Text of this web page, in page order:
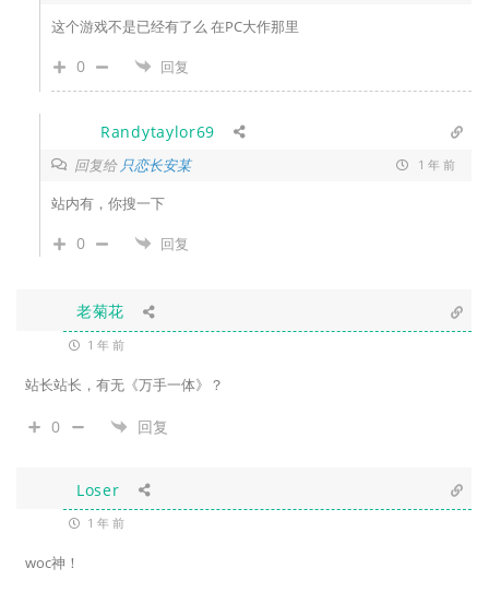
这个游戏不是已经有了么 在PC大作那里
0 回复
Randytaylor69
回复给只恋长安某 1 年 前
站内有，你搜一下
0 回复
老菊花
1 年 前
站长站长，有无《万手一体》？
0 回复
Loser
1 年 前
woc神！